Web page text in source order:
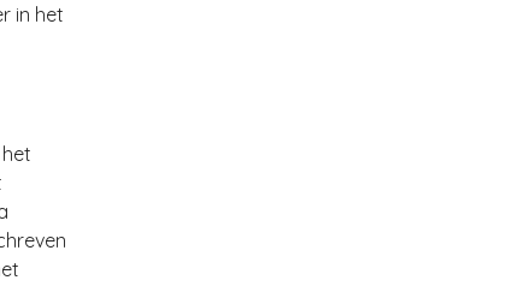
in het